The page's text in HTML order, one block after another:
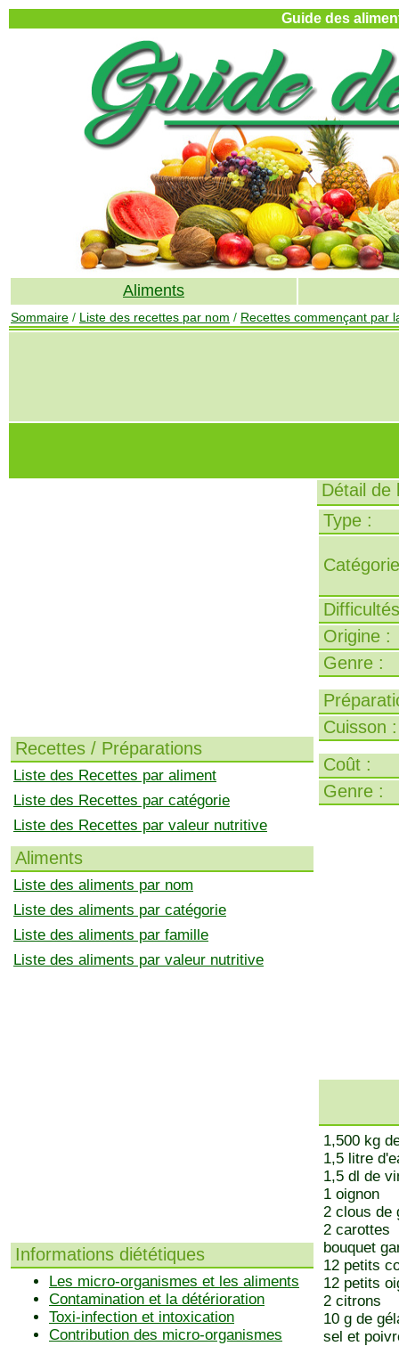
Guide des
Aliments
Sommaire / Liste des recettes par nom / Recettes commençant par
Recettes / Préparations
Liste des Recettes par aliment
Liste des Recettes par catégorie
Liste des Recettes par valeur nutritive
Aliments
Liste des aliments par nom
Liste des aliments par catégorie
Liste des aliments par famille
Liste des aliments par valeur nutritive
Informations diététiques
Les micro-organismes et les aliments
Contamination et la détérioration
Toxi-infection et intoxication
Contribution des micro-organismes
Détail de
Type :
Difficultés
Origine :
Genre :
Cuisson :
Coût :
Genre :
1,500 kg
1,5 litre
1,5 dl de
1 oignon
2 clous de
2 carottes
bouquet
12 petits
12 petits
2 citrons
10 g de
sel et